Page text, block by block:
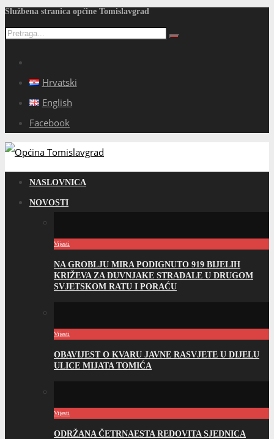
Službena stranica općine Tomislavgrad
Hrvatski
English
Facebook
NASLOVNICA
NOVOSTI
Vijesti
NA GROBLJU MIRA PODIGNUTO 919 BIJELIH
KRIŽEVA ZA DUVNJAKE STRADALE U DRUGOM
SVJETSKOM RATU I PORAĆU
Vijesti
OBAVIJEST O KVARU JAVNE RASVJETE U DIJELU
ULICE MIJATA TOMIĆA
Vijesti
ODRŽANA ČETRNAESTA REDOVITA SJEDNICA